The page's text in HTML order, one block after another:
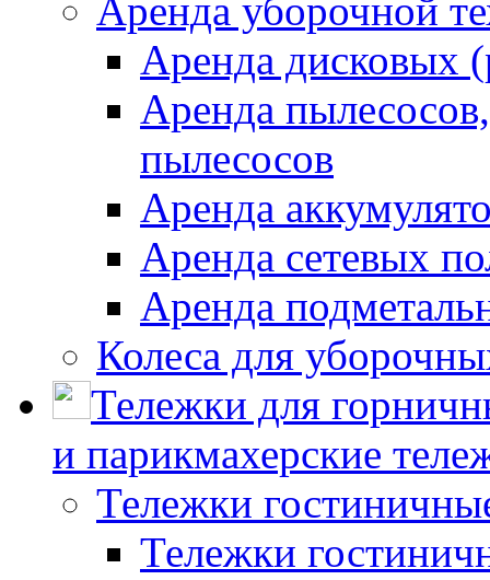
Аренда уборочной
Аренда дисковых
Аренда
пылесосов
Аренда
Аренда сетевых
Аренда
Колеса для
Тележки для
и парикмахерские
Тележки
Тележки